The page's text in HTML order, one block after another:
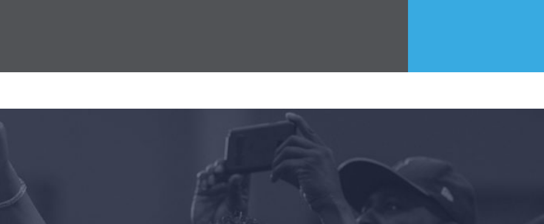
Shop
Take Back the Courts
Travailler avec nous